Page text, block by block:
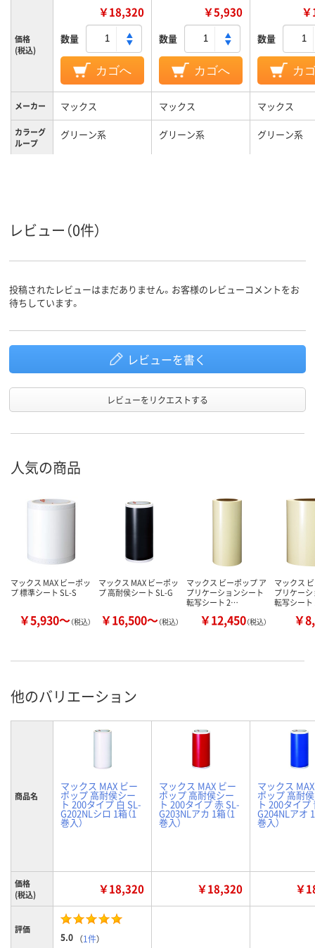
価格
(税込)
￥18,320
数量
カゴへ
￥5,930
数量
カゴへ
数量
カ
メーカー マックス マックス マックス
カラーグ
ループ
グリーン系 グリーン系 グリーン系
レビュー（0件）
投稿されたレビューはまだありません。お客様のレビューコメントをお
待ちしています。
レビューを書く
レビューをリクエストする
人気の商品
マックス MAX ビーポッ
プ 標準シート SL-S
￥5,930～（税込）
マックス MAX ビーポッ
プ 高耐侯シート SL-G
￥16,500～（税込）
マックス ビーポップ ア
プリケーションシート
転写シート 2…
￥12,450（税込）
マックス
プリケー
転写シー
￥
他のバリエーション
商品名
マックス MAX ビー
ポップ 高耐侯シー
ト 200タイプ 白 SL-
G202NLシロ 1箱（1
巻入）
マックス MAX ビー
ポップ 高耐侯シー
ト 200タイプ 赤 SL-
G203NLアカ 1箱（1
巻入）
マックス
ポップ 高耐
ト 200タイプ
G204NLアオ 1
巻入）
価格
(税込)
￥18,320 ￥18,320 ￥
評価
5.0 （1件）